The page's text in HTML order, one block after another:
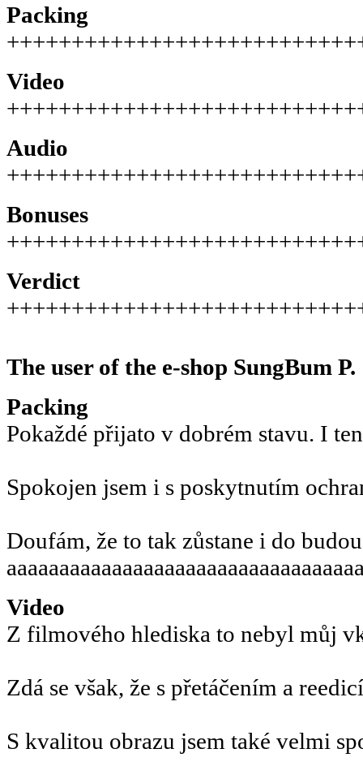
Packing
Video
Audio
Bonuses
Verdict
The user of the e-shop SungBum P.
Packing
Pokaždé přijato v dobrém stavu. I
Spokojen jsem i s poskytnutím
Doufám, že to tak zůstane i do
Video
Z filmového hlediska to nebyl můj
Zdá se však, že s přetáčením a
S kvalitou obrazu jsem také velmi